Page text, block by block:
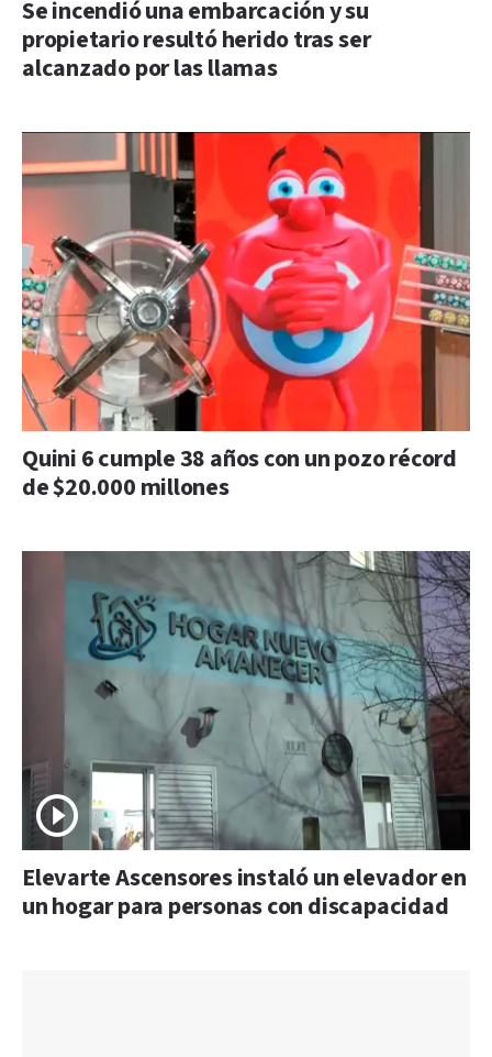
Se incendió una embarcación y su
propietario resultó herido tras ser
alcanzado por las llamas
Quini 6 cumple 38 años con un pozo récord
de $20.000 millones
Elevarte Ascensores instaló un elevador en
un hogar para personas con discapacidad